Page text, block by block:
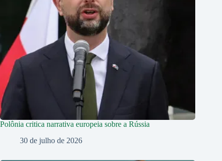
Polônia critica narrativa europeia sobre a Rússia
30 de julho de 2026